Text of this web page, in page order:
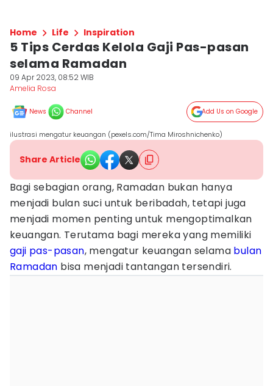
Home Life Inspiration
5 Tips Cerdas Kelola Gaji Pas-pasan
selama Ramadan
09 Apr 2023, 08:52 WIB
Amelia Rosa
News Channel Add Us on Google
ilustrasi mengatur keuangan (pexels.com/Tima Miroshnichenko)
Share Article
Bagi sebagian orang, Ramadan bukan hanya
menjadi bulan suci untuk beribadah, tetapi juga
menjadi momen penting untuk mengoptimalkan
keuangan. Terutama bagi mereka yang memiliki
gaji pas-pasan, mengatur keuangan selama bulan
Ramadan bisa menjadi tantangan tersendiri.